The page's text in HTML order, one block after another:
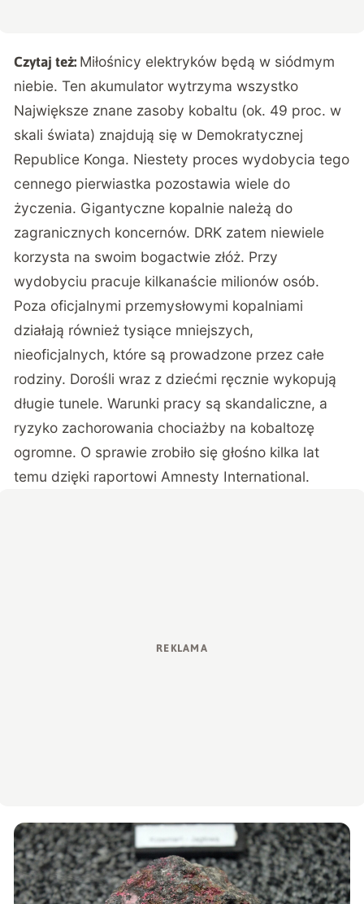
Czytaj też: Miłośnicy elektryków będą w siódmym
niebie. Ten akumulator wytrzyma wszystko
Największe znane zasoby kobaltu (ok. 49 proc. w
skali świata) znajdują się w Demokratycznej
Republice Konga. Niestety proces wydobycia tego
cennego pierwiastka pozostawia wiele do
życzenia. Gigantyczne kopalnie należą do
zagranicznych koncernów. DRK zatem niewiele
korzysta na swoim bogactwie złóż. Przy
wydobyciu pracuje kilkanaście milionów osób.
Poza oficjalnymi przemysłowymi kopalniami
działają również tysiące mniejszych,
nieoficjalnych, które są prowadzone przez całe
rodziny. Dorośli wraz z dziećmi ręcznie wykopują
długie tunele. Warunki pracy są skandaliczne, a
ryzyko zachorowania chociażby na kobaltozę
ogromne. O sprawie zrobiło się głośno kilka lat
temu dzięki raportowi Amnesty International.